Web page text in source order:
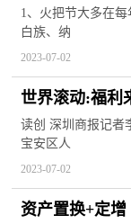
1、火把节大多在每
白族、纳
2023-07-02
世界滚动:福利
可达
读创 深圳商报记者
宝安区人
2023-07-02
资产置换+定增 先锋新材拟收购东峰电缆控股权-环